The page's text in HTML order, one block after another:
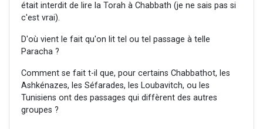
était interdit de lire la Torah à Chabbath (je ne sais pas si
c'est vrai).
D'où vient le fait qu'on lit tel ou tel passage à telle
Paracha ?
Comment se fait t-il que, pour certains Chabbathot, les
Ashkénazes, les Séfarades, les Loubavitch, ou les
Tunisiens ont des passages qui diffèrent des autres
groupes ?